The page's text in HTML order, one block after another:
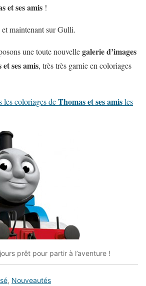
et ses amis !
maintenant sur Gulli.
une toute nouvellegalerie d’images
ses amis, très très garnie en coloriages
les coloriages deThomas et ses amisles
prêt pour partir à l’aventure !
, Nouveautés